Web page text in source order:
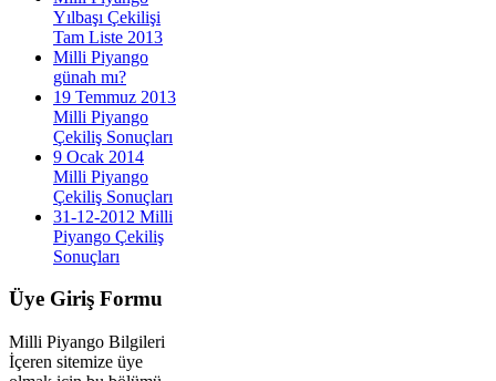
Yılbaşı Çekilişi
Tam Liste 2013
Milli Piyango
günah mı?
19 Temmuz 2013
Milli Piyango
Çekiliş Sonuçları
9 Ocak 2014
Milli Piyango
Çekiliş Sonuçları
31-12-2012 Milli
Piyango Çekiliş
Sonuçları
Üye Giriş Formu
Milli Piyango Bilgileri
İçeren sitemize üye